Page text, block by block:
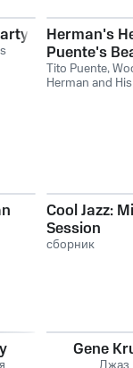
Herman's
Puente's
Tito Puente,
Herman and His
Cool Jazz:
Session
сборник
Gene